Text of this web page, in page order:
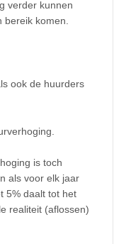
verder kunnen
bereik komen.
ook de huurders
is toch
als voor elk jaar
5% daalt tot het
realiteit (aflossen)